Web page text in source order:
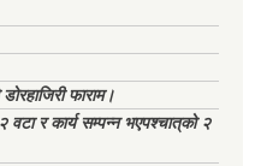
फाराम।
वटा र कार्य सम्पन्न भएपश्चात्‌को २